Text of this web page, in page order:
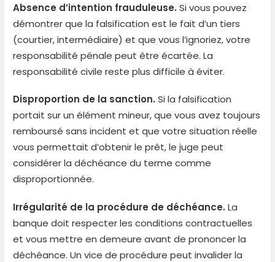
Absence d’intention frauduleuse. Si vous pouvez
démontrer que la falsification est le fait d’un tiers
(courtier, intermédiaire) et que vous l’ignoriez, votre
responsabilité pénale peut être écartée. La
responsabilité civile reste plus difficile à éviter.
Disproportion de la sanction. Si la falsification
portait sur un élément mineur, que vous avez toujours
remboursé sans incident et que votre situation réelle
vous permettait d’obtenir le prêt, le juge peut
considérer la déchéance du terme comme
disproportionnée.
Irrégularité de la procédure de déchéance. La
banque doit respecter les conditions contractuelles
et vous mettre en demeure avant de prononcer la
déchéance. Un vice de procédure peut invalider la